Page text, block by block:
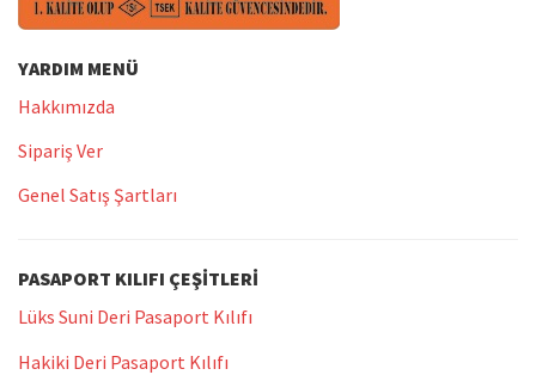
YARDIM MENÜ
Hakkımızda
Sipariş Ver
Genel Satış Şartları
PASAPORT KILIFI ÇEŞITLERI
Lüks Suni Deri Pasaport Kılıfı
Hakiki Deri Pasaport Kılıfı